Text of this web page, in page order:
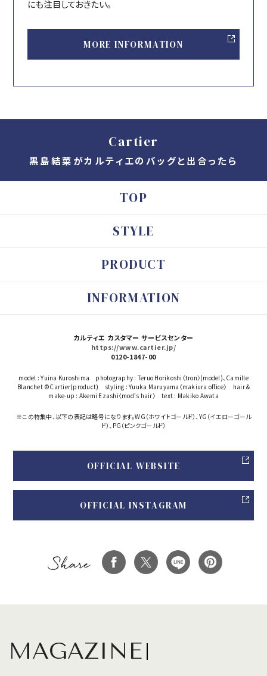
にも注目しておきたい。
MORE INFORMATION
Cartier
黒島結菜がカルティエのバッグと出合ったら
TOP
STYLE
PRODUCT
INFORMATION
カルティエ カスタマー サービスセンター
https://www.cartier.jp/
0120-1847-00
model : Yuina Kuroshima photography : Teruo Horikoshi〈tron〉(model)、Camille
Blanchet ©︎Cartier(product) styling : Yuuka Maruyama〈makiura office〉 hair &
make-up : Akemi Ezashi〈mod’s hair〉 text : Makiko Awata
※この特集中、以下の表記は略号になります。WG（ホワイトゴールド）、YG（イエローゴール
ド）、PG（ピンクゴールド）
OFFICIAL WEBSITE
OFFICIAL INSTAGRAM
MAGAZINE